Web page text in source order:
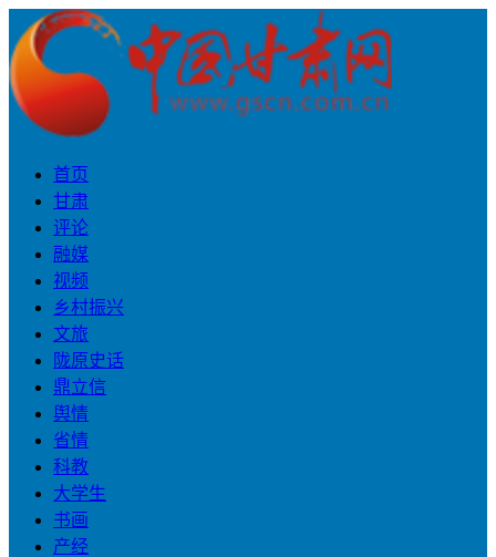
首页
甘肃
评论
融媒
视频
乡村振兴
文旅
陇原史话
鼎立信
舆情
省情
科教
大学生
书画
产经